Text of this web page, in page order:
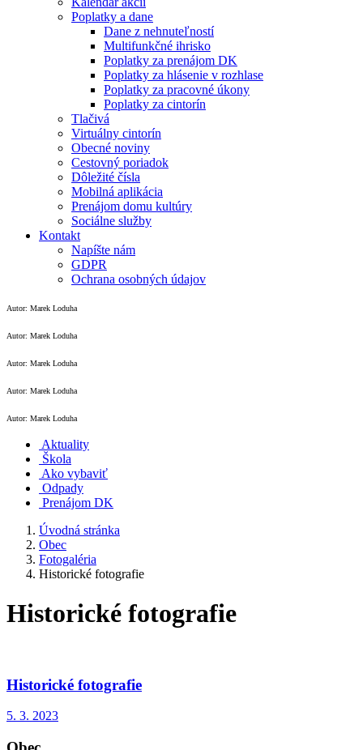
Poplatky a dane
Dane z nehnuteľností
Multifunkčné ihrisko
Poplatky za prenájom DK
Poplatky za hlásenie v rozhlase
Poplatky za pracovné úkony
Poplatky za cintorín
Tlačivá
Virtuálny cintorín
Obecné noviny
Cestovný poriadok
Dôležité čísla
Mobilná aplikácia
Prenájom domu kultúry
Sociálne služby
Kontakt
Napíšte nám
GDPR
Ochrana osobných údajov
Autor: Marek Loduha
Autor: Marek Loduha
Autor: Marek Loduha
Autor: Marek Loduha
Autor: Marek Loduha
Aktuality
Škola
Ako vybaviť
Odpady
Prenájom DK
Úvodná stránka
Obec
Fotogaléria
Historické fotografie
Historické fotografie
Historické fotografie
5. 3. 2023